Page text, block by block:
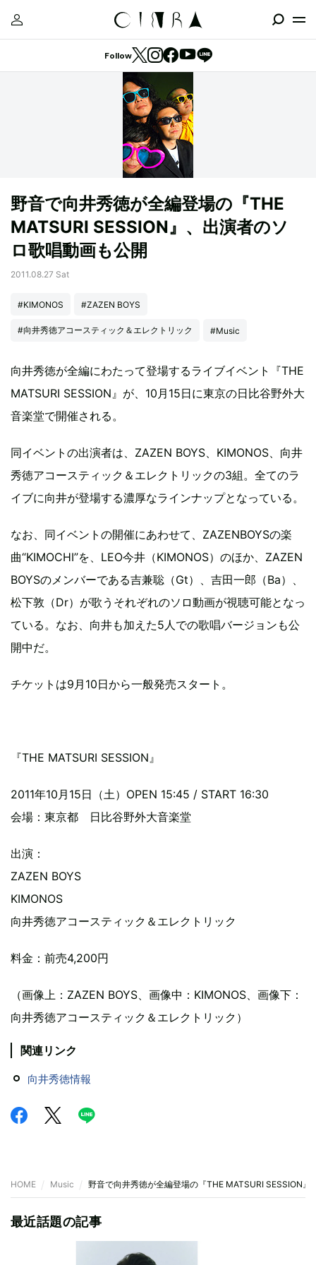
Follow
野音で向井秀徳が全編登場の『THE
MATSURI SESSION』、出演者のソ
ロ歌唱動画も公開
2011.08.27 Sat
#KIMONOS #ZAZEN BOYS
#向井秀徳アコースティック＆エレクトリック #Music
向井秀徳が全編にわたって登場するライブイベント『THE
MATSURI SESSION』が、10月15日に東京の日比谷野外大
音楽堂で開催される。
同イベントの出演者は、ZAZEN BOYS、KIMONOS、向井
秀徳アコースティック＆エレクトリックの3組。全てのラ
イブに向井が登場する濃厚なラインナップとなっている。
なお、同イベントの開催にあわせて、ZAZENBOYSの楽
曲“KIMOCHI”を、LEO今井（KIMONOS）のほか、ZAZEN
BOYSのメンバーである吉兼聡（Gt）、吉田一郎（Ba）、
松下敦（Dr）が歌うそれぞれのソロ動画が視聴可能となっ
ている。なお、向井も加えた5人での歌唱バージョンも公
開中だ。
チケットは9月10日から一般発売スタート。
『THE MATSURI SESSION』
2011年10月15日（土）OPEN 15:45 / START 16:30
会場：東京都 日比谷野外大音楽堂
出演：
ZAZEN BOYS
KIMONOS
向井秀徳アコースティック＆エレクトリック
料金：前売4,200円
（画像上：ZAZEN BOYS、画像中：KIMONOS、画像下：
向井秀徳アコースティック＆エレクトリック）
関連リンク
向井秀徳情報
HOME Music 野音で向井秀徳が全編登場の『THE MATSURI SESSION』
最近話題の記事